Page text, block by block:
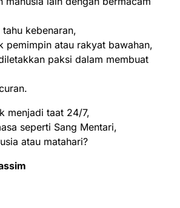
kebenaran,
pemimpin atau rakyat bawahan,
paksi dalam membuat
menjadi taat 24/7,
seperti Sang Mentari,
atau matahari?